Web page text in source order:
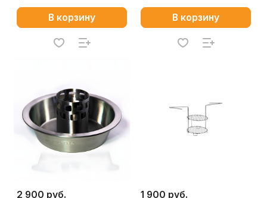
В корзину В корзину
2 900 руб.
1 900 руб.